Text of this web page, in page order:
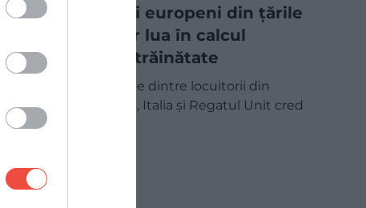
Tot mai mulți europeni din țările
dezvoltate ar lua în calcul
mutarea în străinătate
Aproape jumătate dintre locuitorii din
Franța, Germania, Italia și Regatul Unit cred
că, la un…